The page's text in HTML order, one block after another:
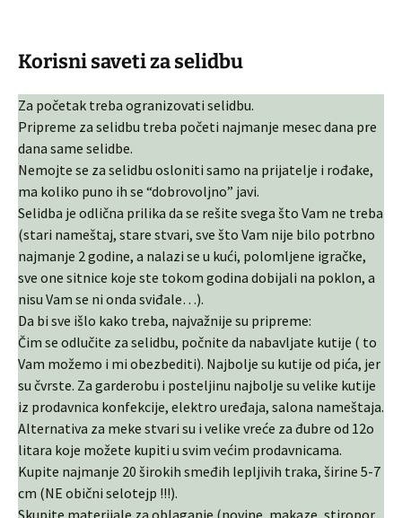
Korisni saveti za selidbu
Za početak treba ogranizovati selidbu.
Pripreme za selidbu treba početi najmanje mesec dana pre
dana same selidbe.
Nemojte se za selidbu osloniti samo na prijatelje i rođake,
ma koliko puno ih se “dobrovoljno” javi.
Selidba je odlična prilika da se rešite svega što Vam ne treba
(stari nameštaj, stare stvari, sve što Vam nije bilo potrbno
najmanje 2 godine, a nalazi se u kući, polomljene igračke,
sve one sitnice koje ste tokom godina dobijali na poklon, a
nisu Vam se ni onda sviđale…).
Da bi sve išlo kako treba, najvažnije su pripreme:
Čim se odlučite za selidbu, počnite da nabavljate kutije ( to
Vam možemo i mi obezbediti). Najbolje su kutije od pića, jer
su čvrste. Za garderobu i posteljinu najbolje su velike kutije
iz prodavnica konfekcije, elektro uređaja, salona nameštaja.
Alternativa za meke stvari su i velike vreće za đubre od 12o
litara koje možete kupiti u svim većim prodavnicama.
Kupite najmanje 20 širokih smeđih lepljivih traka, širine 5-7
cm (NE obični selotejp !!!).
Skupite materijale za oblaganje (novine, makaze, stiropor,